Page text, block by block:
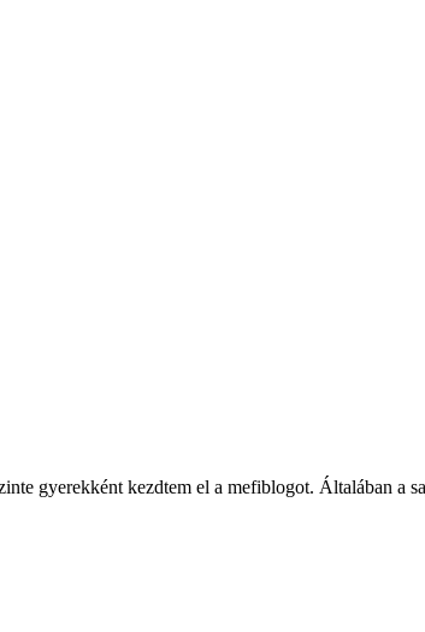
gyerekként kezdtem el a mefiblogot. Általában a